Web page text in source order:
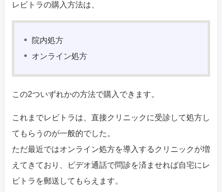
レビトラの購入方法は、
院内処方
オンライン処方
この2ついずれかの方法で購入できます。
これまでレビトラは、直接クリニックに受診して処方し
てもらうのが一般的でした。
ただ最近ではオンライン処方を導入するクリニックが増
えてきており、ビデオ通話で問診を済ませれば自宅にレ
ビトラを郵送してもらえます。